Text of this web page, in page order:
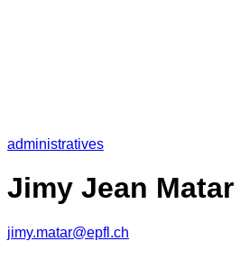
administratives
Jimy Jean Matar
jimy.matar@epfl.ch